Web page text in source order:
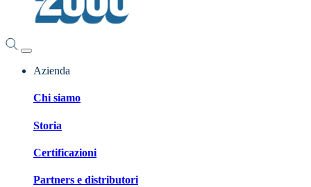
Azienda
Chi siamo
Storia
Certificazioni
Partners e distributori